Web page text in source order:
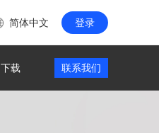
简体中文 登录
下载 联系我们